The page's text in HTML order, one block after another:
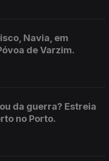
Navia, em
de Varzim.
da guerra? Estreia
no Porto.